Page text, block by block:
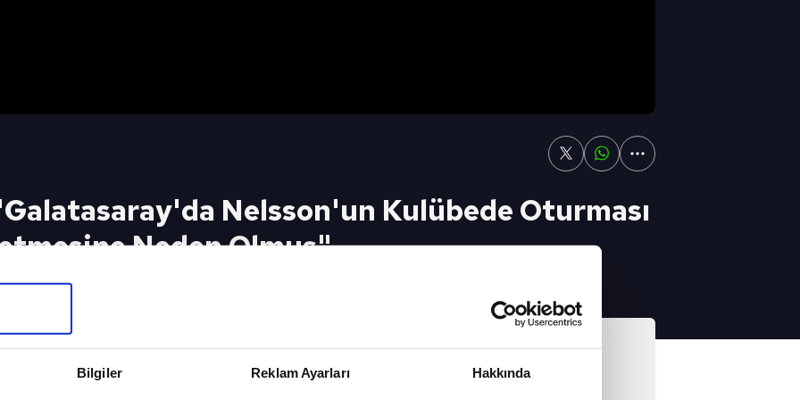
Bilgiler Reklam Ayarları Hakkında
Nelsson'un Kulübede Oturması
Neden Olmuş"
Galatasaray, Samsunspor'u Rams Park'ta konuk etti. Galatasaray
taraf oldu Youtube'da A Spor Canlı Yayını İzlemek İçin
Video
02/2025